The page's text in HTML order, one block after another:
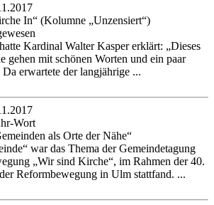
In“ (Kolumne „Unzensiert“)
Kardinal Walter Kasper erklärt: „Dieses
gehen mit schönen Worten und ein paar
erwartete der langjährige ...
Wort
als Orte der Nähe“
war das Thema der Gemeindetagung
„Wir sind Kirche“, im Rahmen der 40.
Reformbewegung in Ulm stattfand. ...